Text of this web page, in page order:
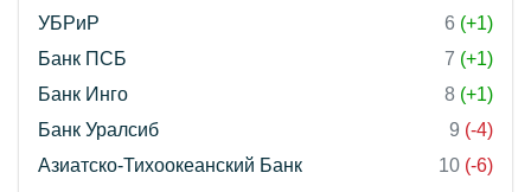
УБРиР
6 (+1)
Банк ПСБ
7 (+1)
Банк Инго
8 (+1)
Банк Уралсиб
9 (-4)
Азиатско-Тихоокеанский Банк
10 (-6)